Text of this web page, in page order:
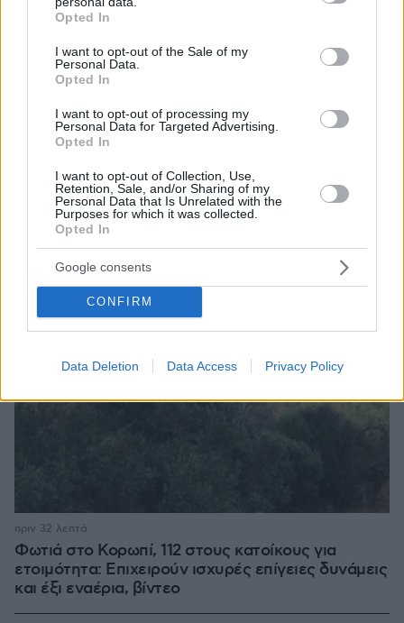
grant or deny consent to Google and its third-party tags to
use your data for below specified purposes in below Google
consent section.
Opted In
I want to opt-out of the Sale of my
Personal Data.
Opted In
I want to opt-out of processing my
Personal Data for Targeted Advertising.
Opted In
I want to opt-out of Collection, Use,
Retention, Sale, and/or Sharing of my
Personal Data that Is Unrelated with the
Purposes for which it was collected.
Opted In
Google consents
CONFIRM
Data Deletion Data Access Privacy Policy
όταν ένας... απίθανος τύπος προσγείωσε το
ελικόπτερό του στο Σαρακήνικο με εκατοντάδες
λουόμενους - Παρέμβαση Εισαγγελέα
09.08.2026, 14:15
Φωτιά στο Κορωπί, 112 στους κατοίκους για
ετοιμότητα: Επιχειρούν ισχυρές επίγειες δυνάμεις
και έξι εναέρια, βίντεο
πριν 32 λεπτά